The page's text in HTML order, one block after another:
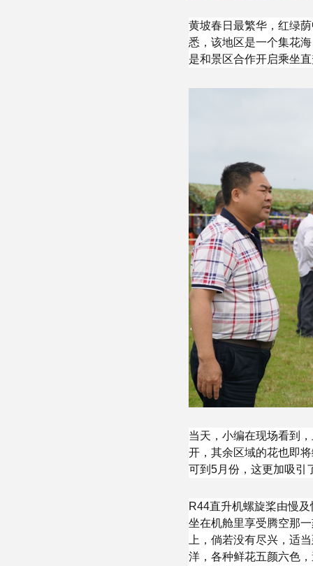
黄坡春日最繁华，红绿
悉，该地区是一个集花
是和景区合作开启乘坐
当天，小编在现场看到
开，其余区域的花也即
可到5月份，这更加吸引
R44直升机螺旋桨由慢
坐在机舱里享受腾空那
上，倘若没有尽兴，适
洋，各种鲜花五颜六色